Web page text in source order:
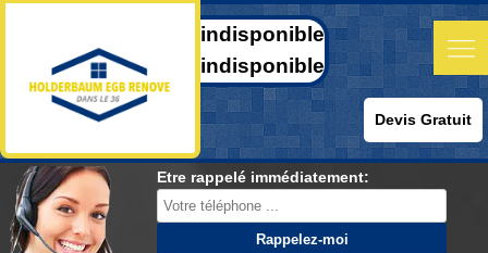
indisponible
indisponible
Devis Gratuit
Etre rappelé immédiatement: